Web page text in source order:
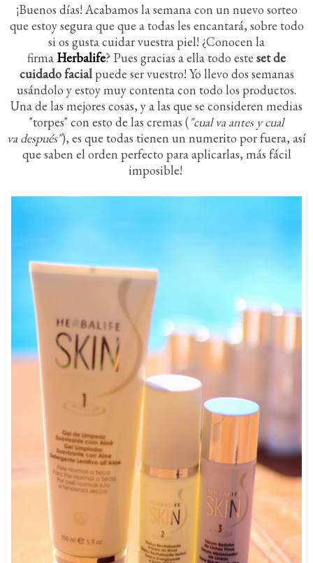
¡Buenos días! Acabamos la semana con un nuevo sorteo
que estoy segura que que a todas les encantará, sobre todo
si os gusta cuidar vuestra piel! ¿Conocen la
firma Herbalife? Pues gracias a ella todo este set de
cuidado facialpuede ser vuestro! Yo llevo dos semanas
usándolo y estoy muy contenta con todo los productos.
Una de las mejores cosas, y a las que se consideren medias
"torpes" con esto de las cremas ("cual va antes y cual
va después"), es que todas tienen un numerito por fuera, así
que saben el orden perfecto para aplicarlas, más fácil
imposible!